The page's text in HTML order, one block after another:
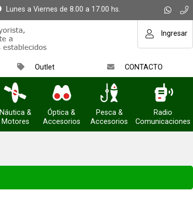
Lunes a Viernes de 8.00 a 17.00 hs.
Ingresar
Outlet CONTACTO
Náutica &
Motores
Óptica &
Accesorios
Pesca &
Accesorios
Radio
Comunicaciones